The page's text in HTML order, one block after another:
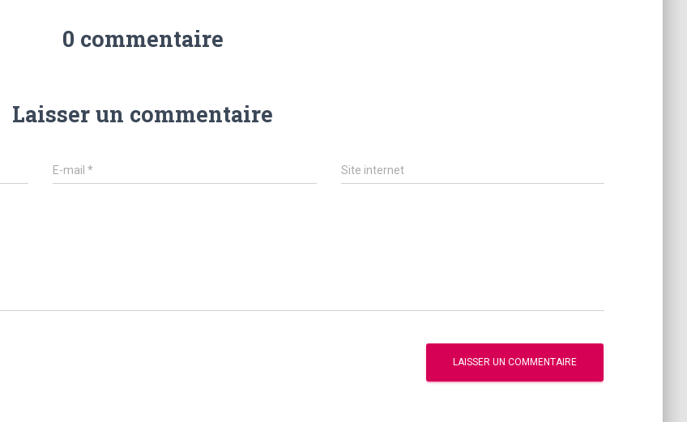
0 commentaire
Laisser un commentaire
E-mail* Site internet